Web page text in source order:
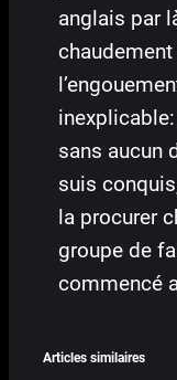
anglais par
chaudement
sans aucun
suis
la procurer
groupe de
commencé
Articles similaires